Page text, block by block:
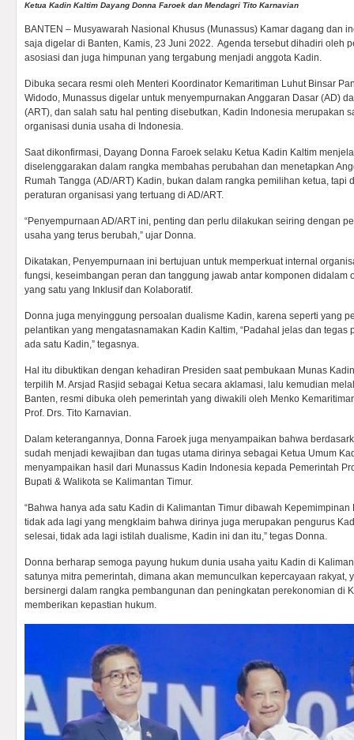
Ketua Kadin Kaltim Dayang Donna Faroek dan Mendagri Tito Karnavian
BANTEN – Musyawarah Nasional Khusus (Munassus) Kamar dagang dan
saja digelar di Banten, Kamis, 23 Juni 2022. Agenda tersebut dihadiri oleh
asosiasi dan juga himpunan yang tergabung menjadi anggota Kadin.
Dibuka secara resmi oleh Menteri Koordinator Kemaritiman Luhut Binsar
Widodo, Munassus digelar untuk menyempurnakan Anggaran Dasar (AD)
(ART), dan salah satu hal penting disebutkan, Kadin Indonesia merupakan
organisasi dunia usaha di Indonesia.
Saat dikonfirmasi, Dayang Donna Faroek selaku Ketua Kadin Kaltim
diselenggarakan dalam rangka membahas perubahan dan menetapkan
Rumah Tangga (AD/ART) Kadin, bukan dalam rangka pemilihan ketua, tapi
peraturan organisasi yang tertuang di AD/ART.
“Penyempurnaan AD/ART ini, penting dan perlu dilakukan seiring dengan
usaha yang terus berubah,” ujar Donna.
Dikatakan, Penyempurnaan ini bertujuan untuk memperkuat internal
fungsi, keseimbangan peran dan tanggung jawab antar komponen didalam
yang satu yang Inklusif dan Kolaboratif.
Donna juga menyinggung persoalan dualisme Kadin, karena seperti yang
pelantikan yang mengatasnamakan Kadin Kaltim, “Padahal jelas dan tegas
ada satu Kadin,” tegasnya.
Hal itu dibuktikan dengan kehadiran Presiden saat pembukaan Munas
terpilih M. Arsjad Rasjid sebagai Ketua secara aklamasi, lalu kemudian
Banten, resmi dibuka oleh pemerintah yang diwakili oleh Menko
Prof. Drs. Tito Karnavian.
Dalam keterangannya, Donna Faroek juga menyampaikan bahwa
sudah menjadi kewajiban dan tugas utama dirinya sebagai Ketua Umum
menyampaikan hasil dari Munassus Kadin Indonesia kepada Pemerintah
Bupati & Walikota se Kalimantan Timur.
“Bahwa hanya ada satu Kadin di Kalimantan Timur dibawah
tidak ada lagi yang mengklaim bahwa dirinya juga merupakan pengurus
selesai, tidak ada lagi istilah dualisme, Kadin ini dan itu,” tegas Donna.
Donna berharap semoga payung hukum dunia usaha yaitu Kadin di
satunya mitra pemerintah, dimana akan memunculkan kepercayaan rakyat,
bersinergi dalam rangka pembangunan dan peningkatan perekonomian di
memberikan kepastian hukum.